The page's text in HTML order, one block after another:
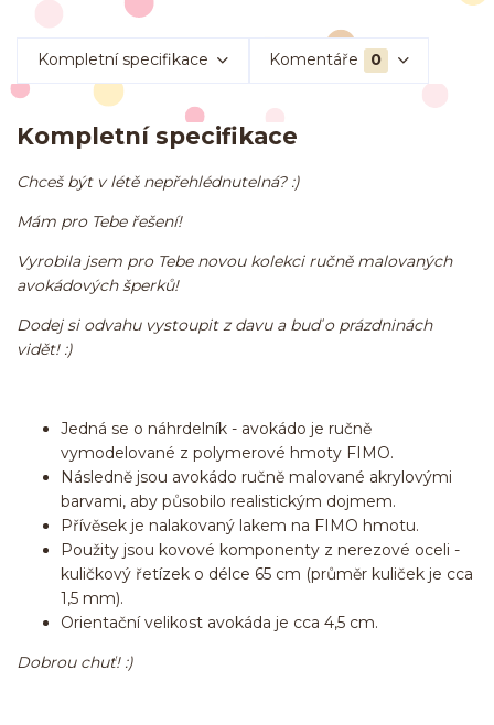
Kompletní specifikace Komentáře 0
Kompletní specifikace
Chceš být v létě nepřehlédnutelná? :)
Mám pro Tebe řešení!
Vyrobila jsem pro Tebe novou kolekci ručně malovaných
avokádových šperků!
Dodej si odvahu vystoupit z davu a buď o prázdninách
vidět! :)
Jedná se o náhrdelník - avokádo je ručně
vymodelované z polymerové hmoty FIMO.
Následně jsou avokádo ručně malované akrylovými
barvami, aby působilo realistickým dojmem.
Přívěsek je nalakovaný lakem na FIMO hmotu.
Použity jsou kovové komponenty z nerezové oceli -
kuličkový řetízek o délce 65 cm (průměr kuliček je cca
1,5 mm).
Orientační velikost avokáda je cca 4,5 cm.
Dobrou chuť! :)